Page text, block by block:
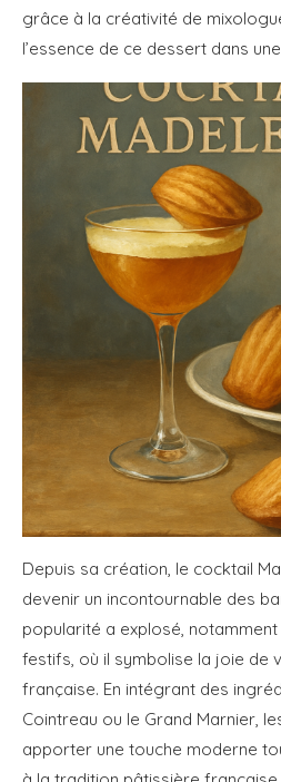
grâce à la créativité de
l’essence de ce dessert dans
Depuis sa création, le cocktail
devenir un incontournable des
popularité a explosé, notamment
festifs, où il symbolise la joie de
française. En intégrant des
Cointreau ou le Grand Marnier,
apporter une touche moderne